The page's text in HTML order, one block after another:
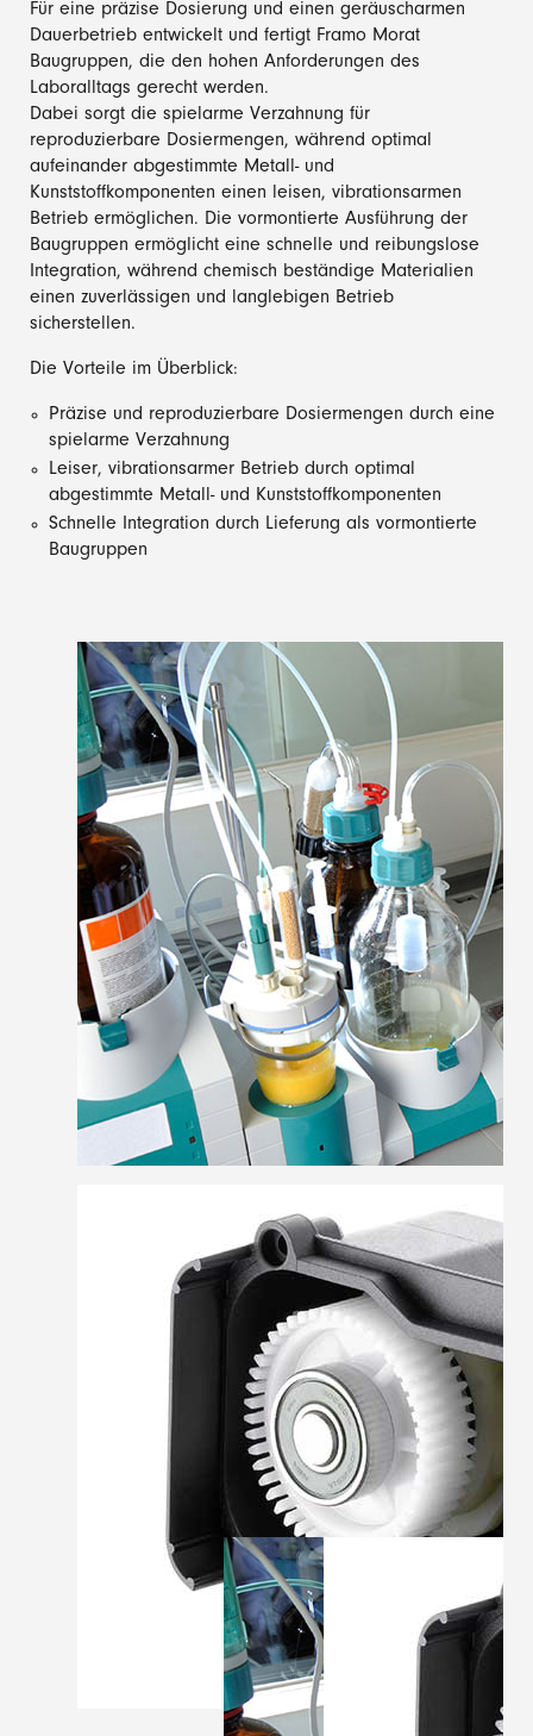
Für eine präzise Dosierung und einen geräuscharmen
Dauerbetrieb entwickelt und fertigt Framo Morat
Baugruppen, die den hohen Anforderungen des
Laboralltags gerecht werden.
Dabei sorgt die spielarme Verzahnung für
reproduzierbare Dosiermengen, während optimal
aufeinander abgestimmte Metall- und
Kunststoffkomponenten einen leisen, vibrationsarmen
Betrieb ermöglichen. Die vormontierte Ausführung der
Baugruppen ermöglicht eine schnelle und reibungslose
Integration, während chemisch beständige Materialien
einen zuverlässigen und langlebigen Betrieb
sicherstellen.
Die Vorteile im Überblick:
Präzise und reproduzierbare Dosiermengen durch eine
spielarme Verzahnung
Leiser, vibrationsarmer Betrieb durch optimal
abgestimmte Metall- und Kunststoffkomponenten
Schnelle Integration durch Lieferung als vormontierte
Baugruppen